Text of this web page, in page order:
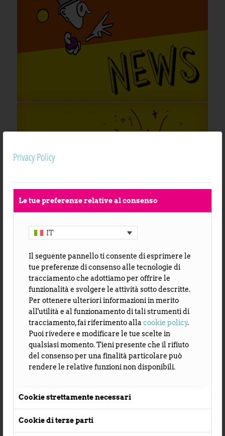
Privacy Policy
Le tue preferenze relative al consenso
IT
Il seguente pannello ti consente di esprimere le
tue preferenze di consenso alle tecnologie di
tracciamento che adottiamo per offrire le
funzionalità e svolgere le attività sotto descritte.
Per ottenere ulteriori informazioni in merito
all'utilità e al funzionamento di tali strumenti di
tracciamento, fai riferimento alla cookie policy.
Puoi rivedere e modificare le tue scelte in
qualsiasi momento. Tieni presente che il rifiuto
del consenso per una finalità particolare può
rendere le relative funzioni non disponibili.
Cookie strettamente necessari
Cookie di terze parti